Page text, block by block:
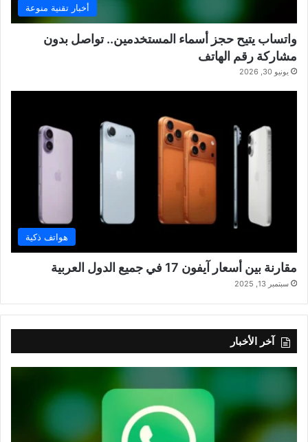
أخبار تقنية منوعة
واتساب يتيح حجز أسماء المستخدمين.. تواصل بدون
مشاركة رقم الهاتف
يونيو 30, 2026
هواتف ذكية
مقارنة بين أسعار آيفون 17 في جميع الدول العربية
سبتمبر 13, 2025
آخر الأخبار